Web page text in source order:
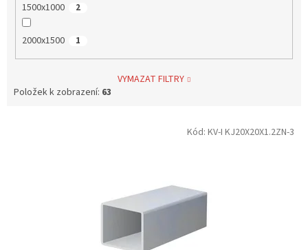
1500x1000 2
2000x1500 1
VYMAZAT FILTRY
Položek k zobrazení: 63
Kód: KV-I KJ20X20X1.2ZN-3